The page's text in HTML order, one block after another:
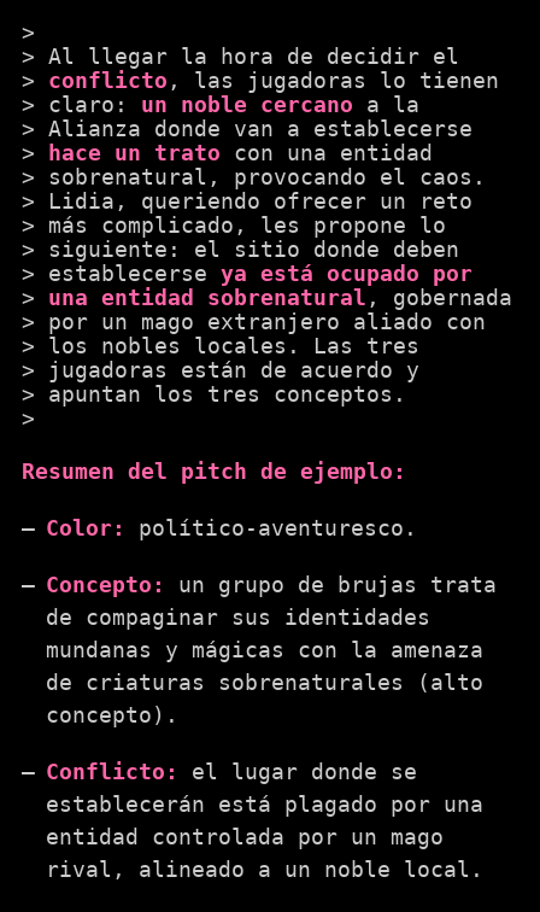
Al llegar la hora de decidir el
conflicto , las jugadoras lo tienen
claro: un noble cercano a la
Alianza donde van a establecerse
hace un trato con una entidad
sobrenatural, provocando el caos.
Lidia, queriendo ofrecer un reto
más complicado, les propone lo
siguiente: el sitio donde deben
establecerse ya está ocupado por
una entidad sobrenatural , gobernada
por un mago extranjero aliado con
los nobles locales. Las tres
jugadoras están de acuerdo y
apuntan los tres conceptos.
Resumen del pitch de ejemplo:
Color: político-aventuresco.
Concepto:
un grupo de brujas trata
de compaginar sus identidades
mundanas y mágicas con la amenaza
de criaturas sobrenaturales (alto
concepto).
Conflicto:
el lugar donde se
establecerán está plagado por una
entidad controlada por un mago
rival, alineado a un noble local.